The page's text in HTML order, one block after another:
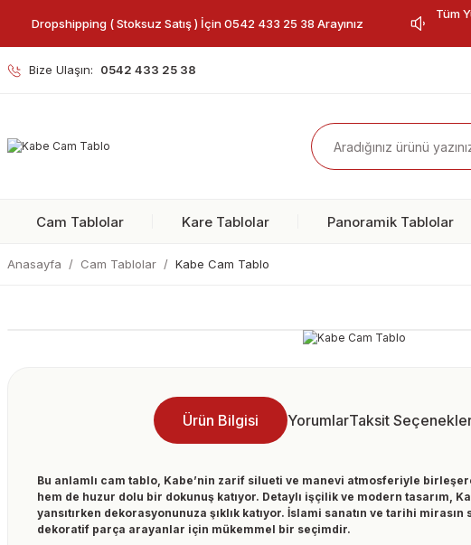
Dropshipping ( Stoksuz Satış ) İçin 0542 433 25 38 Arayınız
Tüm
Bize Ulaşın: 0542 433 25 38
Cam Tablolar Kare Tablolar Panoramik Tablolar
Anasayfa Cam Tablolar Kabe Cam Tablo
Ürün Bilgisi YorumlarTaksit
Bu anlamlı cam tablo, Kabe’nin zarif silueti ve manevi atmosferiyle
hem de huzur dolu bir dokunuş katıyor. Detaylı işçilik ve modern tasarım,
yansıtırken dekorasyonunuza şıklık katıyor. İslami sanatın ve tarihi
dekoratif parça arayanlar için mükemmel bir seçimdir.